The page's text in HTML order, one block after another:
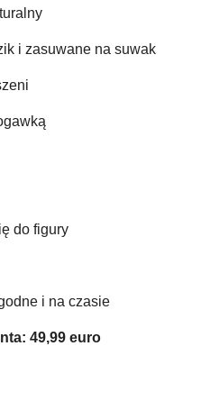
i zasuwane na suwak
do figury
i na czasie
49,99 euro